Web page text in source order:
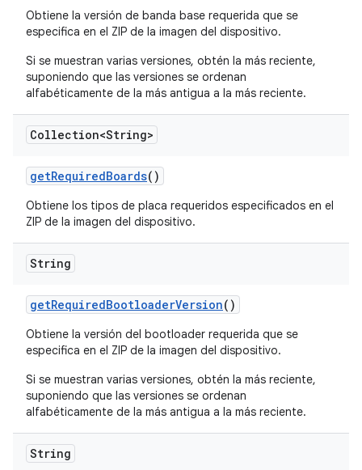
Obtiene la versión de banda base requerida que se
especifica en el ZIP de la imagen del dispositivo.
Si se muestran varias versiones, obtén la más reciente,
suponiendo que las versiones se ordenan
alfabéticamente de la más antigua a la más reciente.
Collection<String>
getRequiredBoards()
Obtiene los tipos de placa requeridos especificados en el
ZIP de la imagen del dispositivo.
String
getRequiredBootloaderVersion()
Obtiene la versión del bootloader requerida que se
especifica en el ZIP de la imagen del dispositivo.
Si se muestran varias versiones, obtén la más reciente,
suponiendo que las versiones se ordenan
alfabéticamente de la más antigua a la más reciente.
String